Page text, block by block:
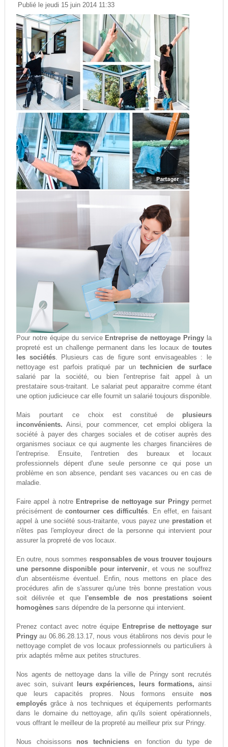
Publié le jeudi 15 juin 2014 11:33
Pour notre équipe du service Entreprise de nettoyage Pringy la
propreté est un challenge permanent dans les locaux detoutes
les sociétés. Plusieurs cas de figure sont envisageables : le
nettoyage est parfois pratiqué par untechnicien de surface
salarié par la société, ou bien l'entreprise fait appel à un
prestataire sous-traitant. Le salariat peut apparaitre comme étant
une option judicieuce car elle fournit un salarié toujours disponible.
Mais pourtant ce choix est constitué de plusieurs
inconvénients. Ainsi, pour commencer, cet emploi obligera la
société à payer des charges sociales et de cotiser auprès des
organismes sociaux ce qui augmente les charges financières de
l'entreprise. Ensuite, l'entretien des bureaux et locaux
professionnels dépent d'une seule personne ce qui pose un
problème en son absence, pendant ses vacances ou en cas de
maladie.
Faire appel à notre Entreprise de nettoyage sur Pringypermet
précisément decontourner ces difficultés. En effet, en faisant
appel à une société sous-traitante, vous payez une prestation et
n'êtes pas l'employeur direct de la personne qui intervient pour
assurer la propreté de vos locaux.
En outre, nous sommes responsables de vous trouver toujours
une personne disponible pour intervenir, et vous ne souffrez
d'un absentéisme éventuel. Enfin, nous mettons en place des
procédures afin de s'assurer qu'une très bonne prestation vous
soit délivrée et que
l'ensemble de nos prestations soient
homogènessans dépendre de la personne qui intervient.
Prenez contact avec notre équipe Entreprise de nettoyage sur
Pringyau 06.86.28.13.17, nous vous établirons nos devis pour le
nettoyage complet de vos locaux professionnels ou particuliers à
prix adaptés même aux petites structures.
Nos agents de nettoyage dans la ville de Pringy sont recrutés
avec soin, suivant
leurs expériences, leurs formations, ainsi
que leurs capacités propres. Nous formons ensuite nos
employésgrâce à nos techniques et équipements performants
dans le domaine du nettoyage, afin qu'ils soient opérationnels,
vous offrant le meilleur de la propreté au meilleur prix sur Pringy.
Nous choisissons nos techniciens en fonction du type de